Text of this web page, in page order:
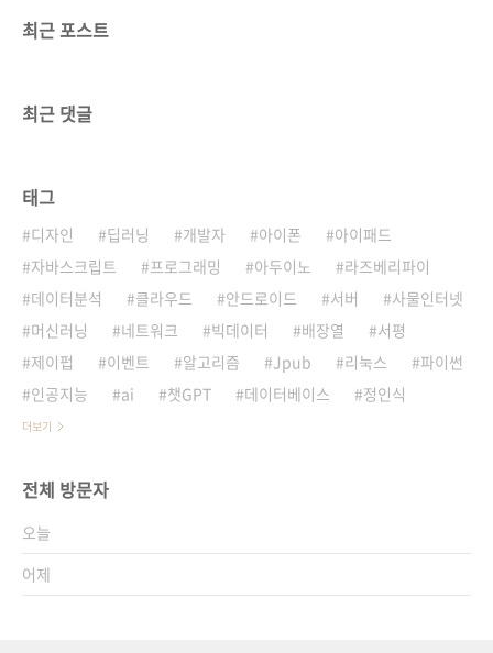
최근 포스트
최근 댓글
태그
디자인 딥러닝 개발자 아이폰
아이패드
자바스크립트
프로그래밍 아두이노
라즈베리파이
데이터분석
클라우드 안드로이드 서버
사물인터넷
머신러닝
네트워크 빅데이터 배장열
서평
제이펍
이벤트 알고리즘 Jpub 리눅스
파이썬
인공지능
ai 챗GPT 데이터베이스 정인식
더보기
전체 방문자
오늘
어제